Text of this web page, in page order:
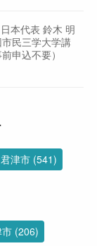
本代表 鈴木 明
民三学大学講
申込不要）
君津市 (541)
(206)